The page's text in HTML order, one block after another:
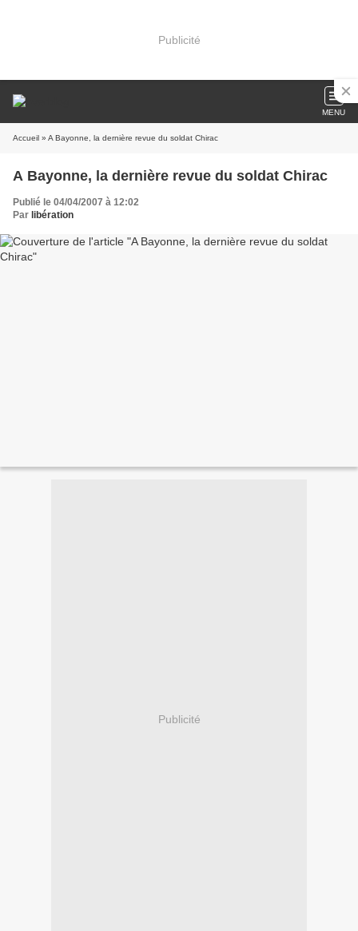
Publicité
MENU
Accueil » A Bayonne, la dernière revue du soldat Chirac
A Bayonne, la dernière revue du soldat Chirac
Publié le 04/04/2007 à 12:02
Par libération
Publicité